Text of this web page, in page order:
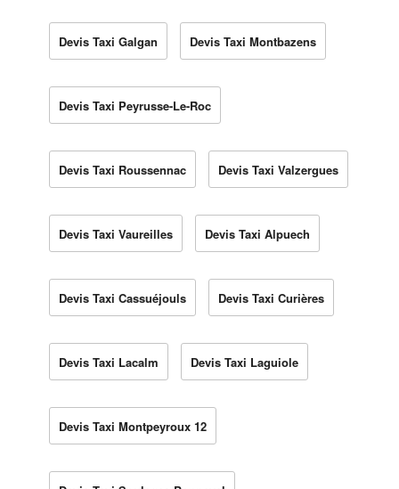
Devis Taxi Galgan Devis Taxi Montbazens
Devis Taxi Peyrusse-Le-Roc
Devis Taxi Roussennac Devis Taxi Valzergues
Devis Taxi Vaureilles Devis Taxi Alpuech
Devis Taxi Cassuéjouls Devis Taxi Curières
Devis Taxi Lacalm Devis Taxi Laguiole
Devis Taxi Montpeyroux 12